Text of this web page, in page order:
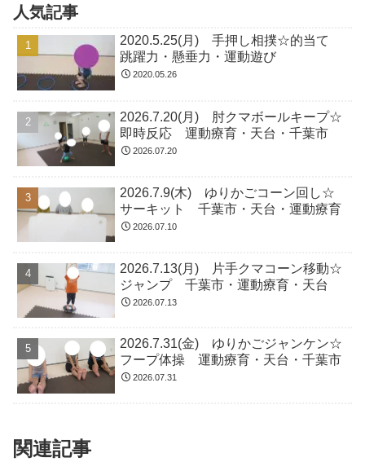
人気記事
2020.5.25(月) 手押し相撲☆的当て
跳躍力・懸垂力・運動遊び
2020.05.26
2026.7.20(月) 肘クマボールキープ☆
即時反応 運動療育・天台・千葉市
2026.07.20
2026.7.9(木) ゆりかごコーン回し☆
サーキット 千葉市・天台・運動療育
2026.07.10
2026.7.13(月) 片手クマコーン移動☆
ジャンプ 千葉市・運動療育・天台
2026.07.13
2026.7.31(金) ゆりかごジャンケン☆
フープ体操 運動療育・天台・千葉市
2026.07.31
関連記事